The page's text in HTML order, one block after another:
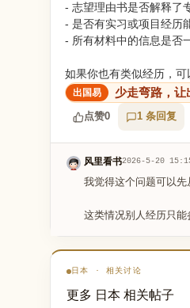
- 志望理由书是否解释了
- 是否有实习或项目经历
- 所有材料中的信息是否
如果你也有类似经历，可
少走弯路，
点赞0 1 条回复
风里看书2026-5-20
我觉得这个问题可以先
这类情况别人经历只能
日本 · 相关讨论
更多 日本 相关帖子